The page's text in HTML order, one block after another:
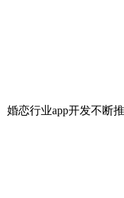
恋行业app开发不断